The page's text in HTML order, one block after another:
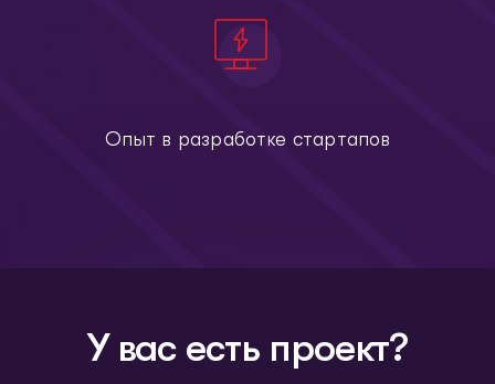
Опыт в разработке стартапов
У вас есть проект?